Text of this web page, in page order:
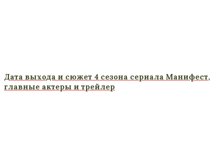
Дата выхода и сюжет 4 сезона сериала Манифест,
главные актеры и трейлер